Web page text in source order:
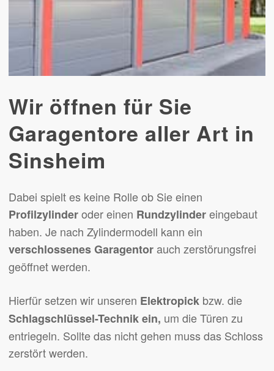
Wir öffnen für Sie
Garagentore aller Art in
Sinsheim
Dabei spielt es keine Rolle ob Sie einen
Profilzylinderoder einen Rundzylindereingebaut
haben. Je nach Zylindermodell kann ein
verschlossenes Garagentorauch zerstörungsfrei
geöffnet werden.
Hierfür setzen wir unseren Elektropick bzw. die
Schlagschlüssel-Technik ein, um die Türen zu
entriegeln. Sollte das nicht gehen muss das Schloss
zerstört werden.